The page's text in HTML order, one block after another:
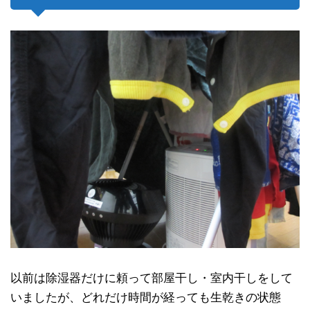
以前は除湿器だけに頼って部屋干し・室内干しをして
いましたが、どれだけ時間が経っても生乾きの状態